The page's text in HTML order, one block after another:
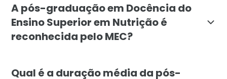
A pós-graduação em Docência do
Ensino Superior em Nutrição é
reconhecida pelo MEC?
Qual é a duração média da pós-